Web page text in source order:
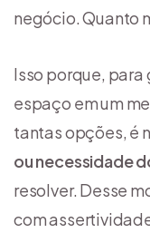
negócio. Quanto
Isso porque,
espaço em um
tantas opções, é
ou necessidade
resolver. Desse
com